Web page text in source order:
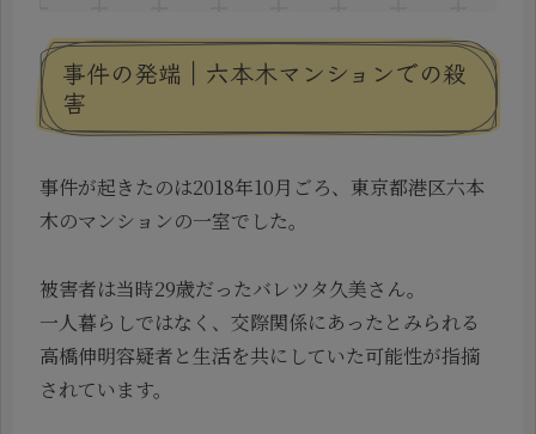
事件の発端｜六本木マンションでの殺
害
事件が起きたのは2018年10月ごろ、東京都港区六本
木のマンションの一室でした。
被害者は当時29歳だったバレツタ久美さん。
一人暮らしではなく、交際関係にあったとみられる
高橋伸明容疑者と生活を共にしていた可能性が指摘
されています。